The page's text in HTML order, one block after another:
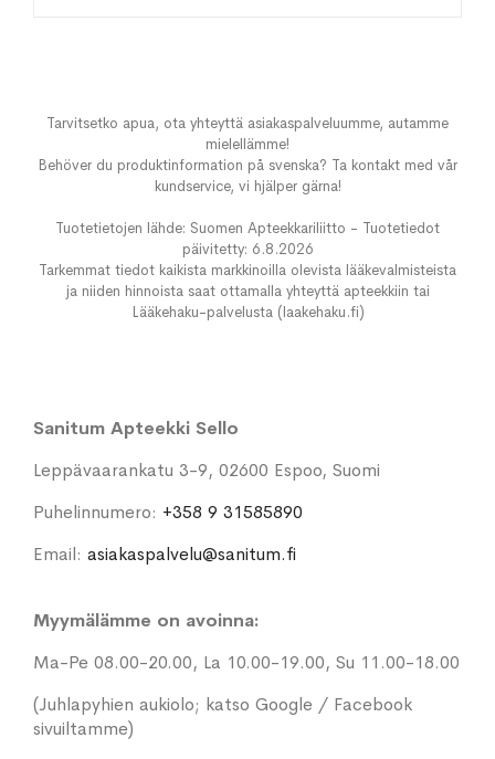
Tarvitsetko apua, ota yhteyttä asiakaspalveluumme, autamme
mielellämme!
Behöver du produktinformation på svenska? Ta kontakt med vår
kundservice, vi hjälper gärna!
Tuotetietojen lähde: Suomen Apteekkariliitto - Tuotetiedot
päivitetty: 6.8.2026
Tarkemmat tiedot kaikista markkinoilla olevista lääkevalmisteista
ja niiden hinnoista saat ottamalla yhteyttä apteekkiin tai
Lääkehaku-palvelusta (laakehaku.fi)
Sanitum Apteekki Sello
Leppävaarankatu 3-9, 02600 Espoo, Suomi
Puhelinnumero: +358 9 31585890
Email: asiakaspalvelu@sanitum.fi
Myymälämme on avoinna:
Ma-Pe 08.00-20.00, La 10.00-19.00, Su 11.00-18.00
(Juhlapyhien aukiolo; katso Google / Facebook
sivuiltamme)